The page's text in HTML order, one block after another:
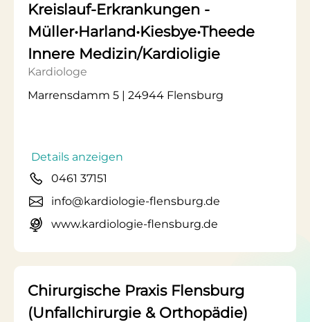
Kreislauf-Erkrankungen -
Müller•Harland•Kiesbye•Theede
Innere Medizin/Kardioligie
Kardiologe
Marrensdamm 5 | 24944 Flensburg
Details anzeigen
0461 37151
info@kardiologie-flensburg.de
www.kardiologie-flensburg.de
Chirurgische Praxis Flensburg
(Unfallchirurgie & Orthopädie)